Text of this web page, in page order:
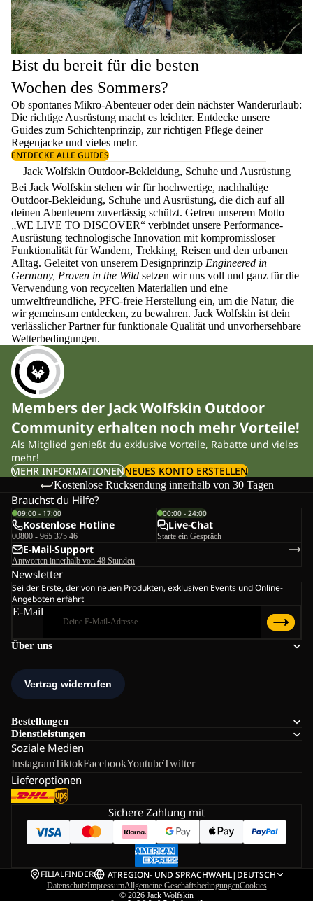
Bist du bereit für die besten
Wochen des Sommers?
Ob spontanes Mikro-Abenteuer oder dein nächster Wanderurlaub:
Die richtige Ausrüstung macht es leichter. Entdecke unsere
Guides zum Schichtenprinzip, zur richtigen Pflege deiner
Regenjacke und vieles mehr.
ENTDECKE ALLE GUIDES
Jack Wolfskin Outdoor-Bekleidung, Schuhe und Ausrüstung
Bei Jack Wolfskin stehen wir für hochwertige, nachhaltige
Outdoor-Bekleidung, Schuhe und Ausrüstung, die dich auf all
deinen Abenteuern zuverlässig schützt. Getreu unserem Motto
„WE LIVE TO DISCOVER“ verbindet unsere Performance-
Ausrüstung technologische Innovation mit kompromissloser
Funktionalität für Wandern, Trekking, Reisen und den urbanen
Alltag. Geleitet von unserem Designprinzip Engineered in
Germany, Proven in the Wild setzen wir uns voll und ganz für die
Verwendung von recycelten Materialien und eine
umweltfreundliche, PFC-freie Herstellung ein, um die Natur, die
wir gemeinsam entdecken, zu bewahren. Jack Wolfskin ist dein
verlässlicher Partner für funktionale Qualität und unvorhersehbare
Wetterbedingungen.
Members der Jack Wolfskin Outdoor
Community erhalten noch mehr Vorteile!
Als Mitglied genießt du exklusive Vorteile, Rabatte und vieles
mehr!
MEHR INFORMATIONENNEUES KONTO ERSTELLEN
Kostenlose Rücksendung innerhalb von 30 Tagen
Über uns
Bestellungen
Dienstleistungen
Soziale Medien
InstagramTiktokFacebookYoutubeTwitter
Lieferoptionen
Brauchst du Hilfe?
09:00 - 17:00
Kostenlose Hotline
00800 - 965 375 46
00:00 - 24:00
Live-Chat
Starte ein Gespräch
E-Mail-Support
Antworten innerhalb von 48 Stunden
Newsletter
Sei der Erste, der von neuen Produkten, exklusiven Events und Online-
Angeboten erfährt
E-Mail
Sichere Zahlung mit
FILIALFINDER ATREGION- UND SPRACHWAHL| DEUTSCH
DatenschutzImpressumAllgemeine GeschäftsbedingungenCookies
© 2026 Jack Wolfskin